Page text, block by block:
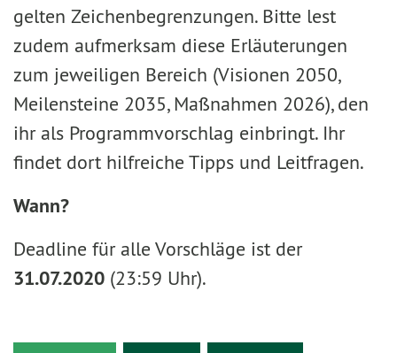
gelten Zeichenbegrenzungen. Bitte lest
zudem aufmerksam diese Erläuterungen
zum jeweiligen Bereich (Visionen 2050,
Meilensteine 2035, Maßnahmen 2026), den
ihr als Programmvorschlag einbringt. Ihr
findet dort hilfreiche Tipps und Leitfragen.
Wann?
Deadline für alle Vorschläge ist der
31.07.2020 (23:59 Uhr).